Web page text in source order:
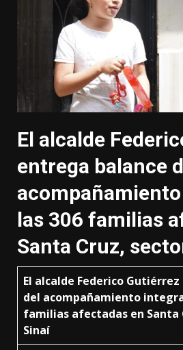
El alcalde
entrega balance
las 306 familias
Santa Cruz,
El alcalde Federico
del acompañamiento
familias afectadas en Santa
Sinaí